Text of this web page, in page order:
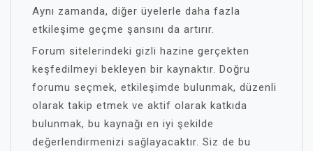
Aynı zamanda, diğer üyelerle daha fazla
etkileşime geçme şansını da artırır.
Forum sitelerindeki gizli hazine gerçekten
keşfedilmeyi bekleyen bir kaynaktır. Doğru
forumu seçmek, etkileşimde bulunmak, düzenli
olarak takip etmek ve aktif olarak katkıda
bulunmak, bu kaynağı en iyi şekilde
değerlendirmenizi sağlayacaktır. Siz de bu